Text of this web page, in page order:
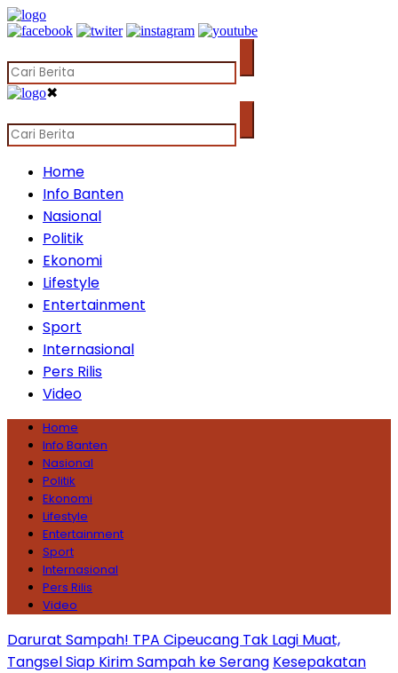
✖
Home
Info Banten
Nasional
Politik
Ekonomi
Lifestyle
Entertainment
Sport
Internasional
Pers Rilis
Video
Home
Info Banten
Nasional
Politik
Ekonomi
Lifestyle
Entertainment
Sport
Internasional
Pers Rilis
Video
Darurat Sampah! TPA Cipeucang Tak Lagi Muat,
Tangsel Siap Kirim Sampah ke Serang Kesepakatan